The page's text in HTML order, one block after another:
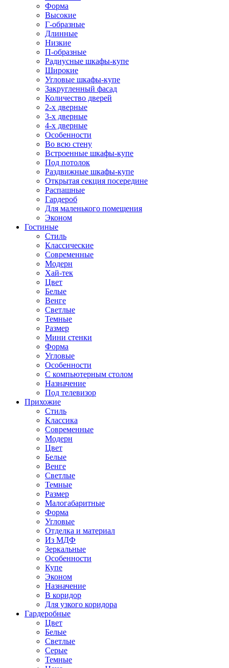
Форма
Высокие
Г-образные
Длинные
Низкие
П-образные
Радиусные шкафы-купе
Широкие
Угловые шкафы-купе
Закругленный фасад
Количество дверей
2-х дверные
3-х дверные
4-х дверные
Особенности
Во всю стену
Встроенные шкафы-купе
Под потолок
Раздвижные шкафы-купе
Открытая секция посередине
Распашные
Гардероб
Для маленького помещения
Эконом
Гостиные
Стиль
Классические
Современные
Модерн
Хай-тек
Цвет
Белые
Венге
Светлые
Темные
Размер
Мини стенки
Форма
Угловые
Особенности
С компьютерным столом
Назначение
Под телевизор
Прихожие
Стиль
Классика
Современные
Модерн
Цвет
Белые
Венге
Светлые
Темные
Размер
Малогабаритные
Форма
Угловые
Отделка и материал
Из МДФ
Зеркальные
Особенности
Купе
Эконом
Назначение
В коридор
Для узкого коридора
Гардеробные
Цвет
Белые
Светлые
Серые
Темные